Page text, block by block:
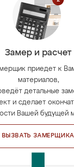
Замер и расчет
приедет к
материалов,
детальные
и сделает
Вашей будущей
ВЫЗВАТЬ ЗАМЕРЩИКА